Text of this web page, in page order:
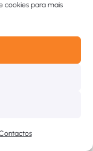
cookies para mais
Documentos